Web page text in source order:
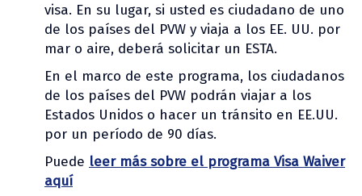
visa. En su lugar, si usted es ciudadano de uno
de los países del PVW y viaja a los EE. UU. por
mar o aire, deberá solicitar un ESTA.
En el marco de este programa, los ciudadanos
de los países del PVW podrán viajar a los
Estados Unidos o hacer un tránsito en EE.UU.
por un período de 90 días.
Puede leer más sobre el programa Visa Waiver
aquí